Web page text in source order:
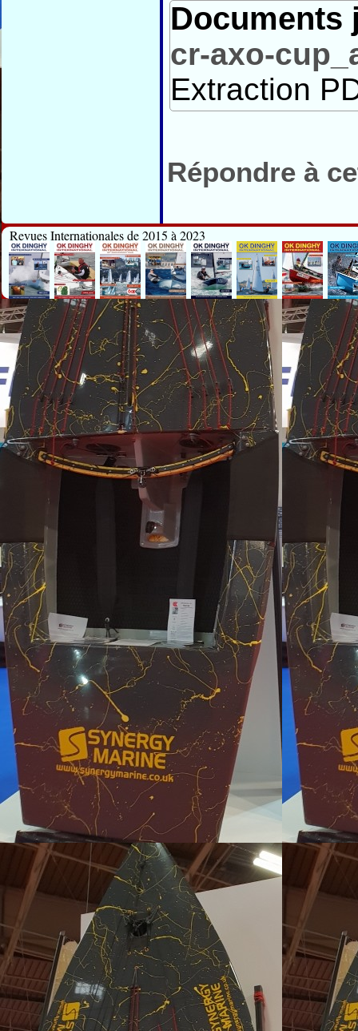
Documents
cr-axo-
Extraction
Répondre à
Revues Internationales de 2015 à 2023